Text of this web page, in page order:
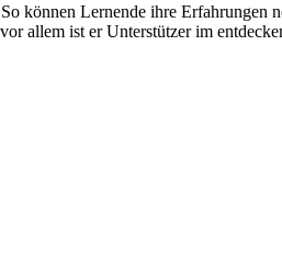
können Lernende ihre Erfahrungen
allem ist er Unterstützer im